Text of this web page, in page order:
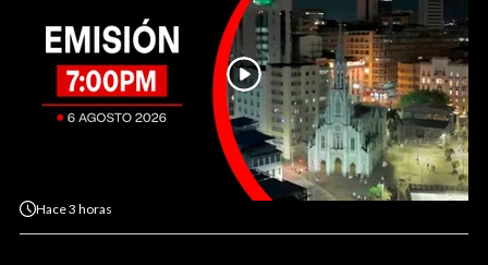
Hace3 horas